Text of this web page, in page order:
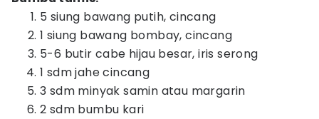
5 siung bawang putih, cincang
1 siung bawang bombay, cincang
5-6 butir cabe hijau besar, iris serong
1 sdm jahe cincang
3 sdm minyak samin atau margarin
2 sdm bumbu kari